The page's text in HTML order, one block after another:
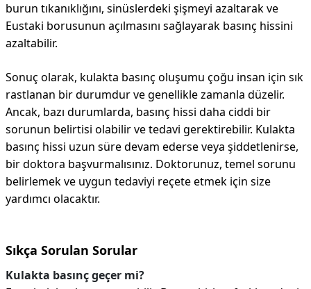
burun tıkanıklığını, sinüslerdeki şişmeyi azaltarak ve
Eustaki borusunun açılmasını sağlayarak basınç hissini
azaltabilir.
Sonuç olarak, kulakta basınç oluşumu çoğu insan için sık
rastlanan bir durumdur ve genellikle zamanla düzelir.
Ancak, bazı durumlarda, basınç hissi daha ciddi bir
sorunun belirtisi olabilir ve tedavi gerektirebilir. Kulakta
basınç hissi uzun süre devam ederse veya şiddetlenirse,
bir doktora başvurmalısınız. Doktorunuz, temel sorunu
belirlemek ve uygun tedaviyi reçete etmek için size
yardımcı olacaktır.
Sıkça Sorulan Sorular
Kulakta basınç geçer mi?